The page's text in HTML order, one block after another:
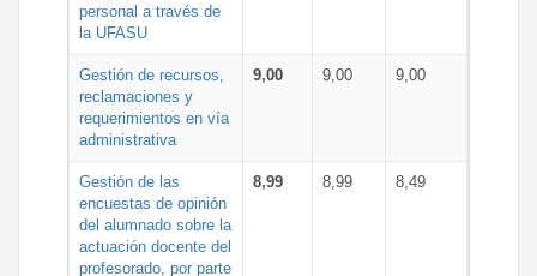
personal a través de
la UFASU
Gestión de recursos,
reclamaciones y
requerimientos en vía
administrativa
9,00 9,00 9,00
Gestión de las
encuestas de opinión
del alumnado sobre la
actuación docente del
profesorado, por parte
8,99 8,99 8,49